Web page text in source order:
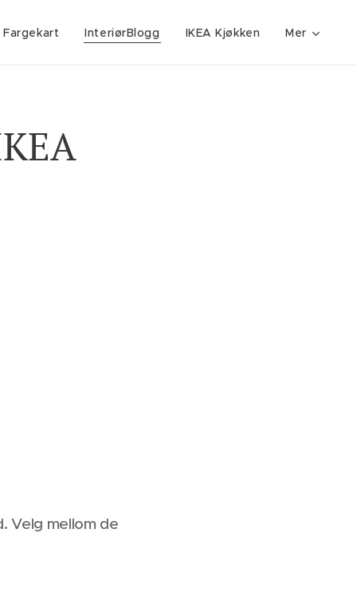
InteriørBlogg IKEA Kjøkken Mer
Velg mellom de